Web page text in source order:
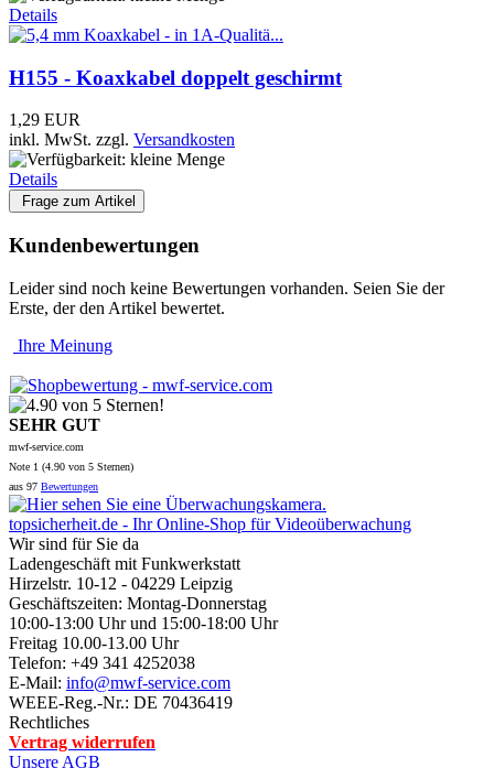
Details
H155 - Koaxkabel doppelt geschirmt
1,29 EUR
inkl. MwSt. zzgl. Versandkosten
Details
Frage zum Artikel
Kundenbewertungen
Leider sind noch keine Bewertungen vorhanden. Seien Sie der
Erste, der den Artikel bewertet.
Ihre Meinung
SEHR GUT
mwf-service.com
Note 1 (4.90 von 5 Sternen)
aus 97 Bewertungen
topsicherheit.de - Ihr Online-Shop für Videoüberwachung
Wir sind für Sie da
Ladengeschäft mit Funkwerkstatt
Hirzelstr. 10-12 - 04229 Leipzig
Geschäftszeiten: Montag-Donnerstag
10:00-13:00 Uhr und 15:00-18:00 Uhr
Freitag 10.00-13.00 Uhr
Telefon: +49 341 4252038
E-Mail: info@mwf-service.com
WEEE-Reg.-Nr.: DE 70436419
Rechtliches
Vertrag widerrufen
Unsere AGB